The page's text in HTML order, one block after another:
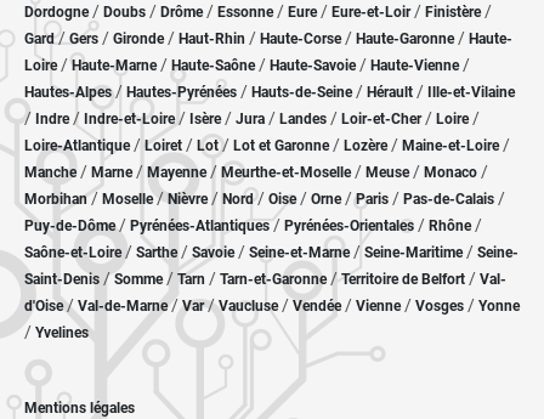
Dordogne/ Doubs / Drôme/ Essonne / Eure/ Eure-et-Loir / Finistère/
Gard/Gers / Gironde/ Haut-Rhin / Haute-Corse/ Haute-Garonne/ Haute-
Loire/Haute-Marne/ Haute-Saône/ Haute-Savoie/ Haute-Vienne/
Hautes-Alpes/ Hautes-Pyrénées / Hauts-de-Seine/ Hérault / Ille-et-Vilaine
/ Indre/ Indre-et-Loire/ Isère/ Jura / Landes / Loir-et-Cher/ Loire/
Loire-Atlantique/ Loiret / Lot/ Lot et Garonne/ Lozère / Maine-et-Loire/
Manche/ Marne/ Mayenne/ Meurthe-et-Moselle/ Meuse/ Monaco /
Morbihan/ Moselle/ Nièvre / Nord/ Oise / Orne/Paris / Pas-de-Calais /
Puy-de-Dôme/ Pyrénées-Atlantiques / Pyrénées-Orientales / Rhône/
Saône-et-Loire/ Sarthe/ Savoie/ Seine-et-Marne/ Seine-Maritime/ Seine-
Saint-Denis /Somme/ Tarn / Tarn-et-Garonne/Territoire de Belfort / Val-
d'Oise/ Val-de-Marne/Var/Vaucluse/ Vendée/ Vienne/ Vosges / Yonne
/ Yvelines
Mentions légales